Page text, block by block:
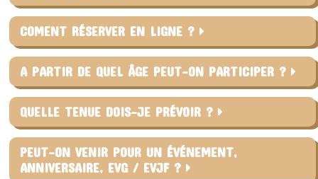
COMENT RÉSERVER EN LIGNE ?
A PARTIR DE QUEL ÂGE PEUT-ON PARTICIPER ?
QUELLE TENUE DOIS-JE PRÉVOIR ?
PEUT-ON VENIR POUR UN ÉVÉNEMENT,
ANNIVERSAIRE, EVG / EVJF ?